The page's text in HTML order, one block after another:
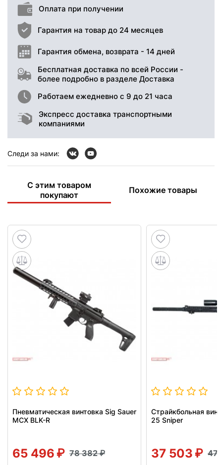
Оплата при получении
Гарантия на товар до 24 месяцев
Гарантия обмена, возврата - 14 дней
Бесплатная доставка по всей России -
более подробно в разделе Доставка
Работаем ежедневно с 9 до 21 часа
Экспресс доставка транспортными
компаниями
Следи за нами:
С этим товаром
покупают
Похожие товары
Пневматическая винтовка Sig Sauer
MCX BLK-R
65 496 78 382
Страйкбольная
25 Sniper
37 503 47